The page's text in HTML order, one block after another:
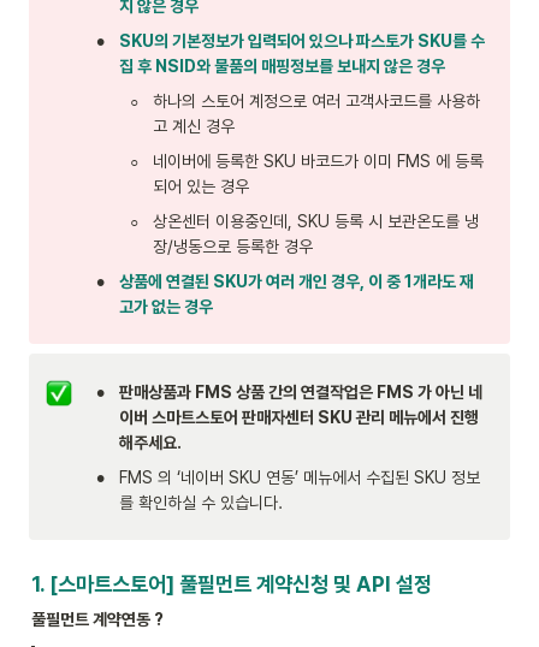
지 않은 경우
•
SKU의 기본정보가 입력되어 있으나 파스토가 SKU를 수
집 후 NSID와 물품의 매핑정보를 보내지 않은 경우
◦
하나의 스토어 계정으로 여러 고객사코드를 사용하
고 계신 경우
◦
네이버에 등록한 SKU 바코드가 이미 FMS 에 등록
되어 있는 경우
◦
상온센터 이용중인데, SKU 등록 시 보관온도를 냉
장/냉동으로 등록한 경우
•
상품에 연결된 SKU가 여러 개인 경우, 이 중 1개라도 재
고가 없는 경우
•
판매상품과 FMS 상품 간의 연결작업은 FMS 가 아닌 네
이버 스마트스토어 판매자센터 SKU 관리 메뉴에서 진행
해주세요.
•
FMS 의 ‘네이버 SKU 연동’ 메뉴에서 수집된 SKU 정보
를 확인하실 수 있습니다.
1. [스마트스토어] 풀필먼트 계약신청 및 API 설정
풀필먼트 계약연동 ?